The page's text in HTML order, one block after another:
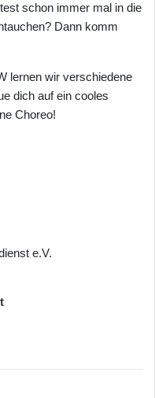
schon immer mal in die
Dann komm
lernen wir verschiedene
dich auf ein cooles
Choreo!
e.V.